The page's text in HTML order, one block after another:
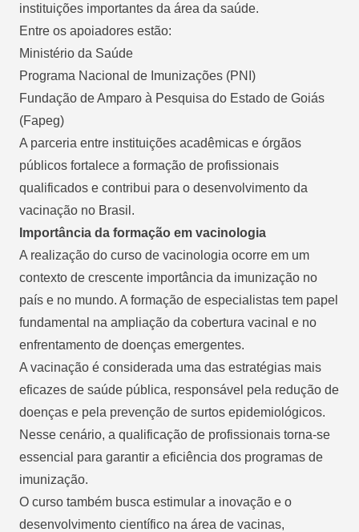
instituições importantes da área da saúde.
Entre os apoiadores estão:
Ministério da Saúde
Programa Nacional de Imunizações (PNI)
Fundação de Amparo à Pesquisa do Estado de Goiás
(Fapeg)
A parceria entre instituições acadêmicas e órgãos
públicos fortalece a formação de profissionais
qualificados e contribui para o desenvolvimento da
vacinação no Brasil.
Importância da formação em vacinologia
A realização do curso de vacinologia ocorre em um
contexto de crescente importância da imunização no
país e no mundo. A formação de especialistas tem papel
fundamental na ampliação da cobertura vacinal e no
enfrentamento de doenças emergentes.
A vacinação é considerada uma das estratégias mais
eficazes de saúde pública, responsável pela redução de
doenças e pela prevenção de surtos epidemiológicos.
Nesse cenário, a qualificação de profissionais torna-se
essencial para garantir a eficiência dos programas de
imunização.
O curso também busca estimular a inovação e o
desenvolvimento científico na área de vacinas,